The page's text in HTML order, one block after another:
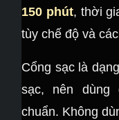
150 phút, thời
tùy chế độ và
Cổng sạc là
sạc, nên dùng
chuẩn. Không